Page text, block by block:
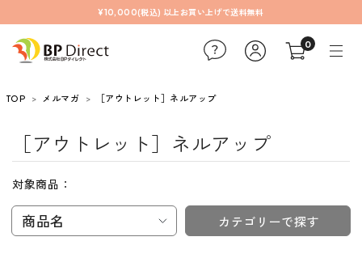
¥10,000(税込) 以上お買い上げで送料無料
0
TOP メルマガ ［アウトレット］ネルアップ
［アウトレット］ネルアップ
対象商品：
商品名 カテゴリーで探す